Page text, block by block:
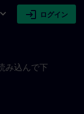
expand_more login ログイン
み込んで下